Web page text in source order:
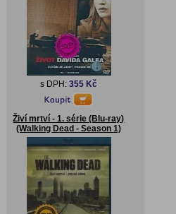
s DPH: 355 Kč
Živí mrtví - 1. série (Blu-ray)
(Walking Dead - Season 1)